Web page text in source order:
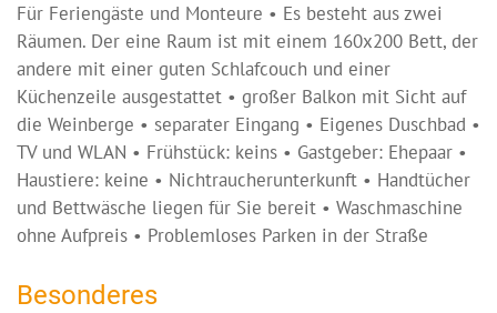
Für Feriengäste und Monteure • Es besteht aus zwei
Räumen. Der eine Raum ist mit einem 160x200 Bett, der
andere mit einer guten Schlafcouch und einer
Küchenzeile ausgestattet • großer Balkon mit Sicht auf
die Weinberge • separater Eingang • Eigenes Duschbad •
TV und WLAN • Frühstück: keins • Gastgeber: Ehepaar •
Haustiere: keine • Nichtraucherunterkunft • Handtücher
und Bettwäsche liegen für Sie bereit • Waschmaschine
ohne Aufpreis • Problemloses Parken in der Straße
Besonderes